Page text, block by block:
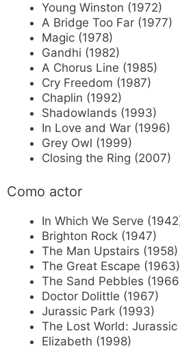
Young Winston (1972)
A Bridge Too Far (1977)
Magic (1978)
Gandhi (1982)
A Chorus Line (1985)
Cry Freedom (1987)
Chaplin (1992)
Shadowlands (1993)
In Love and War (1996)
Grey Owl (1999)
Closing the Ring (2007)
Como actor
In Which We Serve
Brighton Rock (1947)
The Man Upstairs (1958)
The Great Escape (1963)
The Sand Pebbles
Doctor Dolittle (1967)
Jurassic Park (1993)
The Lost World:
Elizabeth (1998)